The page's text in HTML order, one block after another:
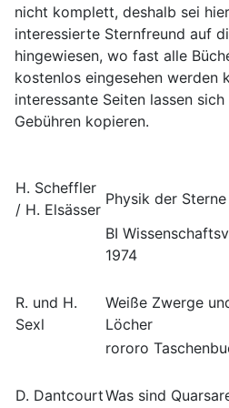
nicht komplett, deshalb sei
interessierte Sternfreund auf
hingewiesen, wo fast alle
kostenlos eingesehen werden
interessante Seiten lassen
Gebühren kopieren.
H. Scheffler
/ H. Elsässer
Physik der
BI
1974
R. und H.
Sexl
Weiße Zwerge
Löcher
rororo
D. DantcourtWas sind